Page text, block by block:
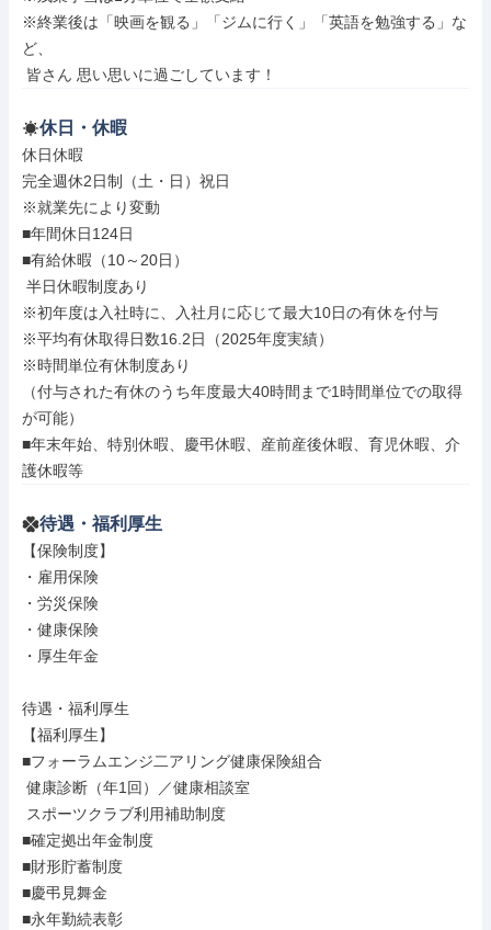
※終業後は「映画を観る」「ジムに行く」「英語を勉強する」な
ど、
皆さん 思い思いに過ごしています！
休日・休暇
休日休暇
完全週休2日制（土・日）祝日
※就業先により変動
■年間休日124日
■有給休暇（10～20日）
※初年度は入社時に、入社月に応じて最大10日の有休を付与
※平均有休取得日数16.2日（2025年度実績）
※時間単位有休制度あり
（付与された有休のうち年度最大40時間まで1時間単位での取得
が可能）
■年末年始、特別休暇、慶弔休暇、産前産後休暇、育児休暇、介
護休暇等
待遇・福利厚生
【保険制度】
・雇用保険
・労災保険
・健康保険
・厚生年金
待遇・福利厚生
【福利厚生】
■フォーラムエンジ二アリング健康保険組合
■確定拠出年金制度
■財形貯蓄制度
■慶弔見舞金
■永年勤続表彰